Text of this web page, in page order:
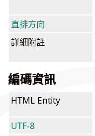
直排方向
詳細附註
編碼資訊
HTML Entity
UTF-8